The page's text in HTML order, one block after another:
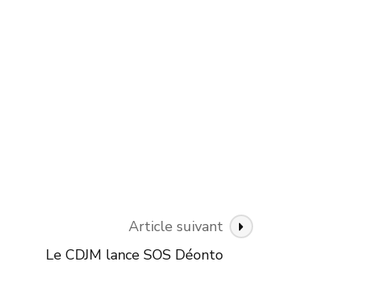
Article suivant
Le CDJM lance SOS Déonto